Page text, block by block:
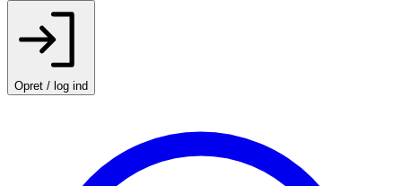
Opret / log ind